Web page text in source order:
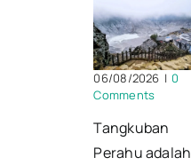
06/08/2026 | 0
Comments
Tangkuban
Perahu adalah